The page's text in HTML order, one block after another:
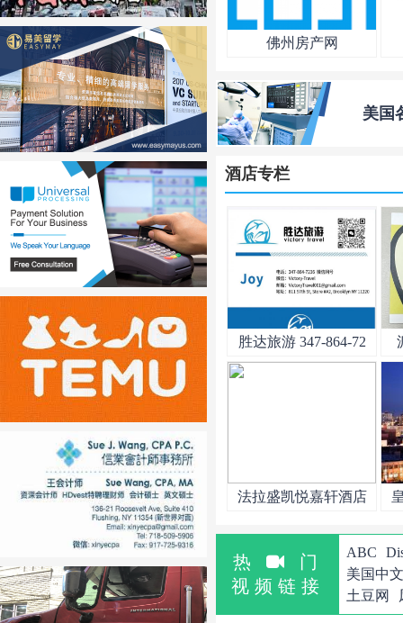
佛州房产网
美国
酒店专栏
胜达旅游 347-864-72
法拉盛凯悦嘉轩酒店
热
门
视频链接
ABC
美国中
土豆网